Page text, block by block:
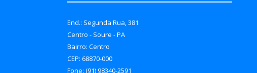
End.: Segunda Rua, 381
Centro - Soure - PA
Bairro: Centro
CEP: 68870-000
Fone: (91) 98340-2591